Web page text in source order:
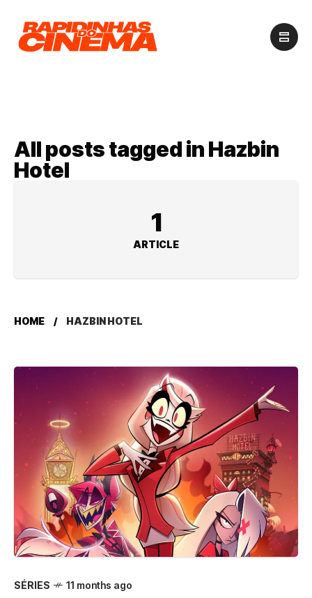
All posts tagged in Hazbin
Hotel
1
ARTICLE
HOME HAZBIN HOTEL
SÉRIES 11 months ago